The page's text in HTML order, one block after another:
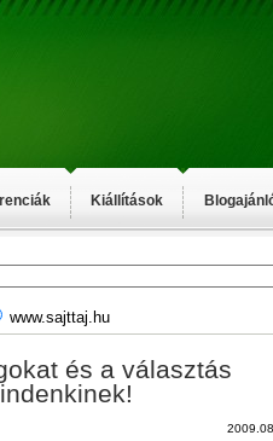
Kiállítások
www.sajttaj.hu
és a választás